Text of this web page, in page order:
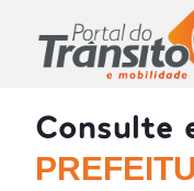
Consulte